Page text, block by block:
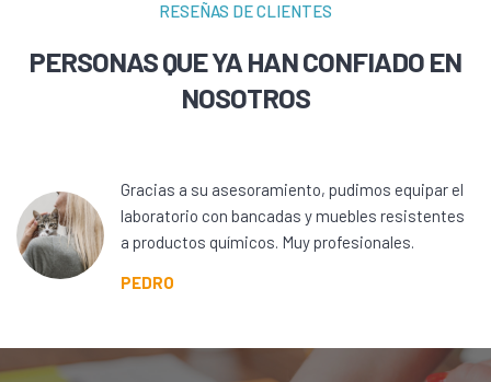
RESEÑAS DE CLIENTES
PERSONAS QUE YA HAN CONFIADO EN
NOSOTROS
Gracias a su asesoramiento, pudimos equipar el
laboratorio con bancadas y muebles resistentes
a productos químicos. Muy profesionales.
PEDRO